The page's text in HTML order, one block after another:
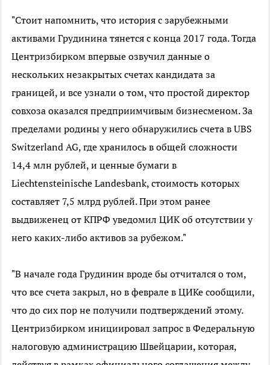
"Стоит напомнить, что история с зарубежными
активами Грудинина тянется с конца 2017 года. Тогда
Центризбирком впервые озвучил данные о
нескольких незакрытых счетах кандидата за
границей, и все узнали о том, что простой директор
совхоза оказался предприимчивым бизнесменом. За
пределами родины у него обнаружились счета в UBS
Switzerland AG, где хранилось в общей сложности
14,4 млн рублей, и ценные бумаги в
Liechtensteinische Landesbank, стоимость которых
составляет 7,5 млрд рублей. При этом ранее
выдвиженец от КПРФ уведомил ЦИК об отсутствии у
него каких-либо активов за рубежом."
"В начале года Грудинин вроде бы отчитался о том,
что все счета закрыл, но в феврале в ЦИКе сообщили,
что до сих пор не получили подтверждений этому.
Центризбирком инициировал запрос в Федеральную
налоговую администрацию Швейцарии, которая,